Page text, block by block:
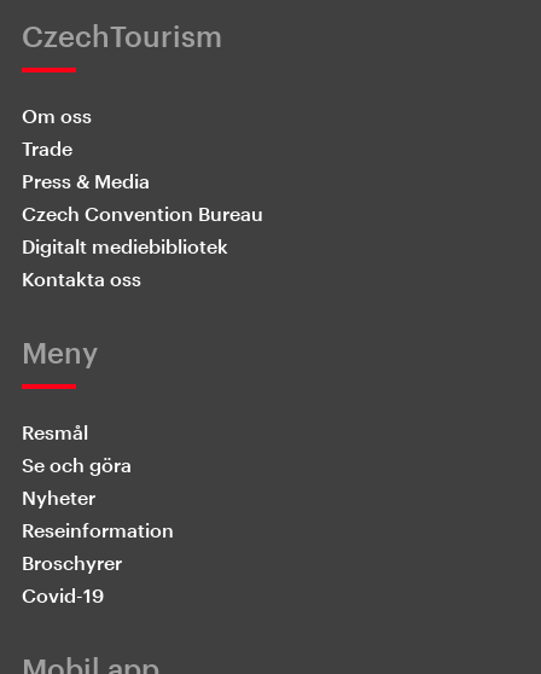
CzechTourism
Om oss
Trade
Press & Media
Czech Convention Bureau
Digitalt mediebibliotek
Kontakta oss
Meny
Resmål
Se och göra
Nyheter
Reseinformation
Broschyrer
Covid-19